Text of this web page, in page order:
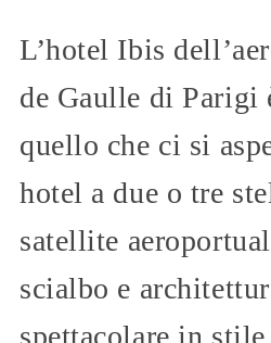
L’hotel Ibis
de Gaulle di Parigi
quello che ci si
hotel a due o tre
satellite
scialbo e
spettacolare in stile